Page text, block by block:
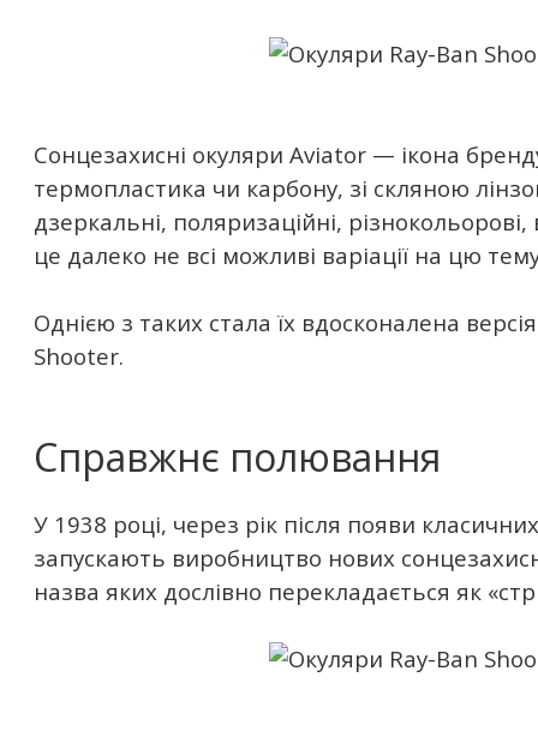
Сонцезахисні окуляри Aviator — ікона
термопластика чи карбону, зі скляною
дзеркальні, поляризаційні, різнокольорові,
це далеко не всі можливі варіації на цю
Однією з таких стала їх вдосконалена
Shooter.
Справжнє полювання
У 1938 році, через рік після появи
запускають виробництво нових
назва яких дослівно перекладається як